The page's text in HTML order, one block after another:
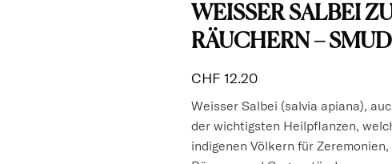
WEISSER SALBEI
RÄUCHERN –
CHF 12.20
Weisser Salbei (salvia apiana),
der wichtigsten Heilpflanzen,
indigenen Völkern für